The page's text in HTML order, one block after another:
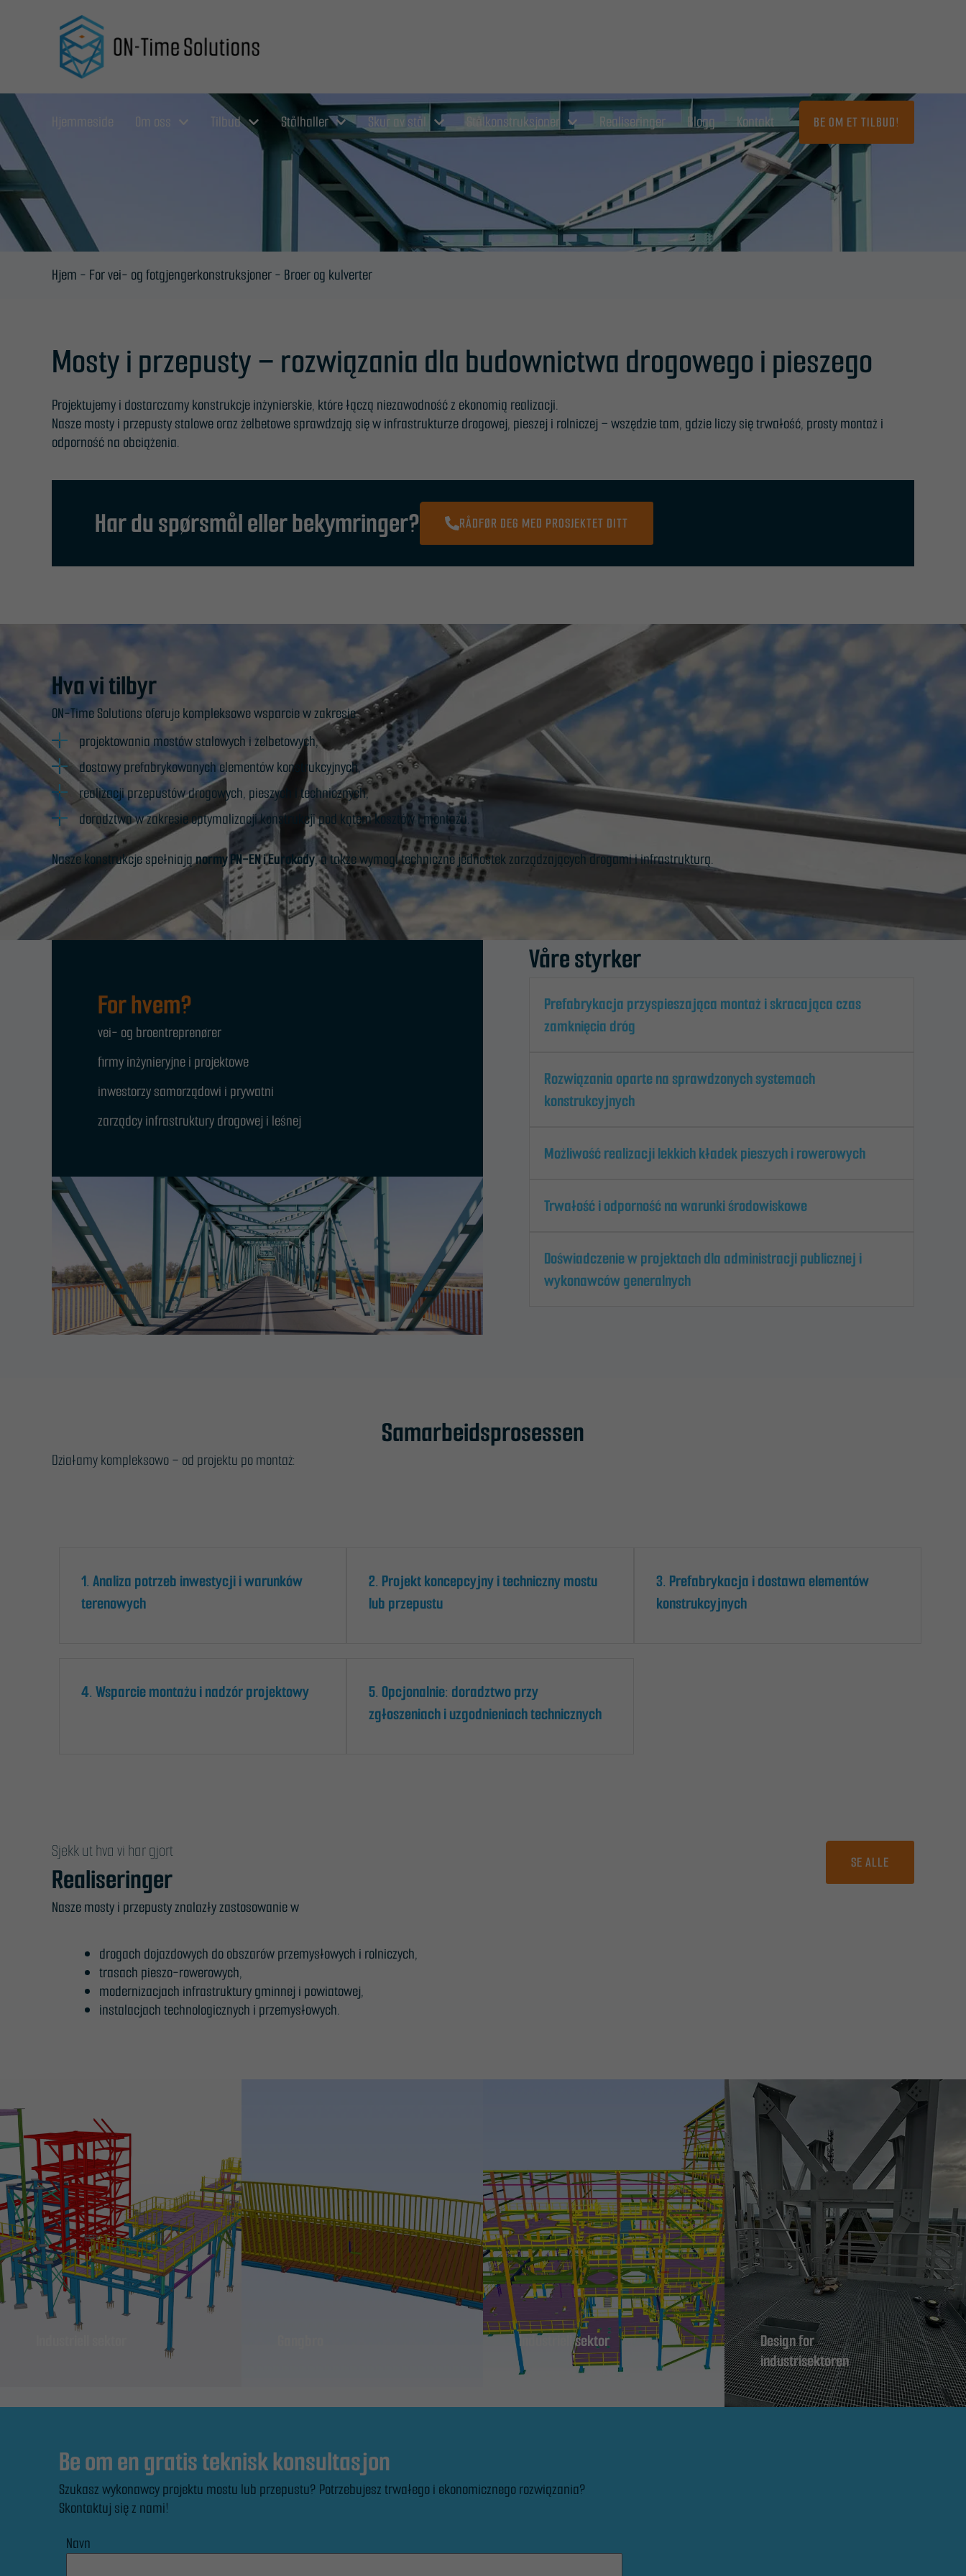
Hjemmeside Om oss Tilbud Stålhaller Skur av stål Stålkonstruksjoner Realiseringer Blogg Kontakt BE OM ET TILBUD!
Hjem - For vei- og fotgjengerkonstruksjoner- Broer og kulverter
Mosty i przepusty – rozwiązania dla budownictwa drogowego i pieszego
Projektujemy i dostarczamy konstrukcje inżynierskie, które łączą niezawodność z ekonomią realizacji.
Nasze mosty i przepusty stalowe oraz żelbetowe sprawdzają się w infrastrukturze drogowej, pieszej i rolniczej – wszędzie tam, gdzie liczy się trwałość, prosty montaż i
odporność na obciążenia.
Har du spørsmål eller bekymringer? RÅDFØR DEG MED PROSJEKTET DITT
Hva vi tilbyr
ON-Time Solutions oferuje kompleksowe wsparcie w zakresie:
projektowania mostów stalowych i żelbetowych,
dostawy prefabrykowanych elementów konstrukcyjnych,
realizacji przepustów drogowych, pieszych i technicznych,
doradztwa w zakresie optymalizacji konstrukcji pod kątem kosztów i montażu.
Nasze konstrukcje spełniająnormy PN-EN i Eurokody, a także wymogi techniczne jednostek zarządzających drogami i infrastrukturą.
For hvem?
vei- og broentreprenører
firmy inżynieryjne i projektowe
inwestorzy samorządowi i prywatni
zarządcy infrastruktury drogowej i leśnej
Våre styrker
Prefabrykacja przyspieszająca montaż i skracająca czas
zamknięcia dróg
Rozwiązania oparte na sprawdzonych systemach
konstrukcyjnych
Możliwość realizacji lekkich kładek pieszych i rowerowych
Trwałość i odporność na warunki środowiskowe
Doświadczenie w projektach dla administracji publicznej i
wykonawców generalnych
Samarbeidsprosessen
Działamy kompleksowo – od projektu po montaż:
1. Analiza potrzeb inwestycji i warunków
terenowych
2. Projekt koncepcyjny i techniczny mostu
lub przepustu
3. Prefabrykacja i dostawa elementów
konstrukcyjnych
4. Wsparcie montażu i nadzór projektowy
5. Opcjonalnie: doradztwo przy
zgłoszeniach i uzgodnieniach technicznych
Sjekk ut hva vi har gjort
Realiseringer
Nasze mosty i przepusty znalazły zastosowanie w
drogach dojazdowych do obszarów przemysłowych i rolniczych,
trasach pieszo-rowerowych,
modernizacjach infrastruktury gminnej i powiatowej,
instalacjach technologicznych i przemysłowych.
SE ALLE
Industriell sektor
Design for
industrisektoren
Be om en gratis teknisk konsultasjon
Szukasz wykonawcy projektu mostu lub przepustu? Potrzebujesz trwałego i ekonomicznego rozwiązania?
Skontaktuj się z nami!
Navn
nettstedet skal
For at vi skal
kunne
forbedre
nettstedets
funksjonalitet
og struktur,
basert på
hvordan
nettstedet
brukes.
Erfaring
Hvis du nekter disse
informasjonskapslene,
nettstedet.